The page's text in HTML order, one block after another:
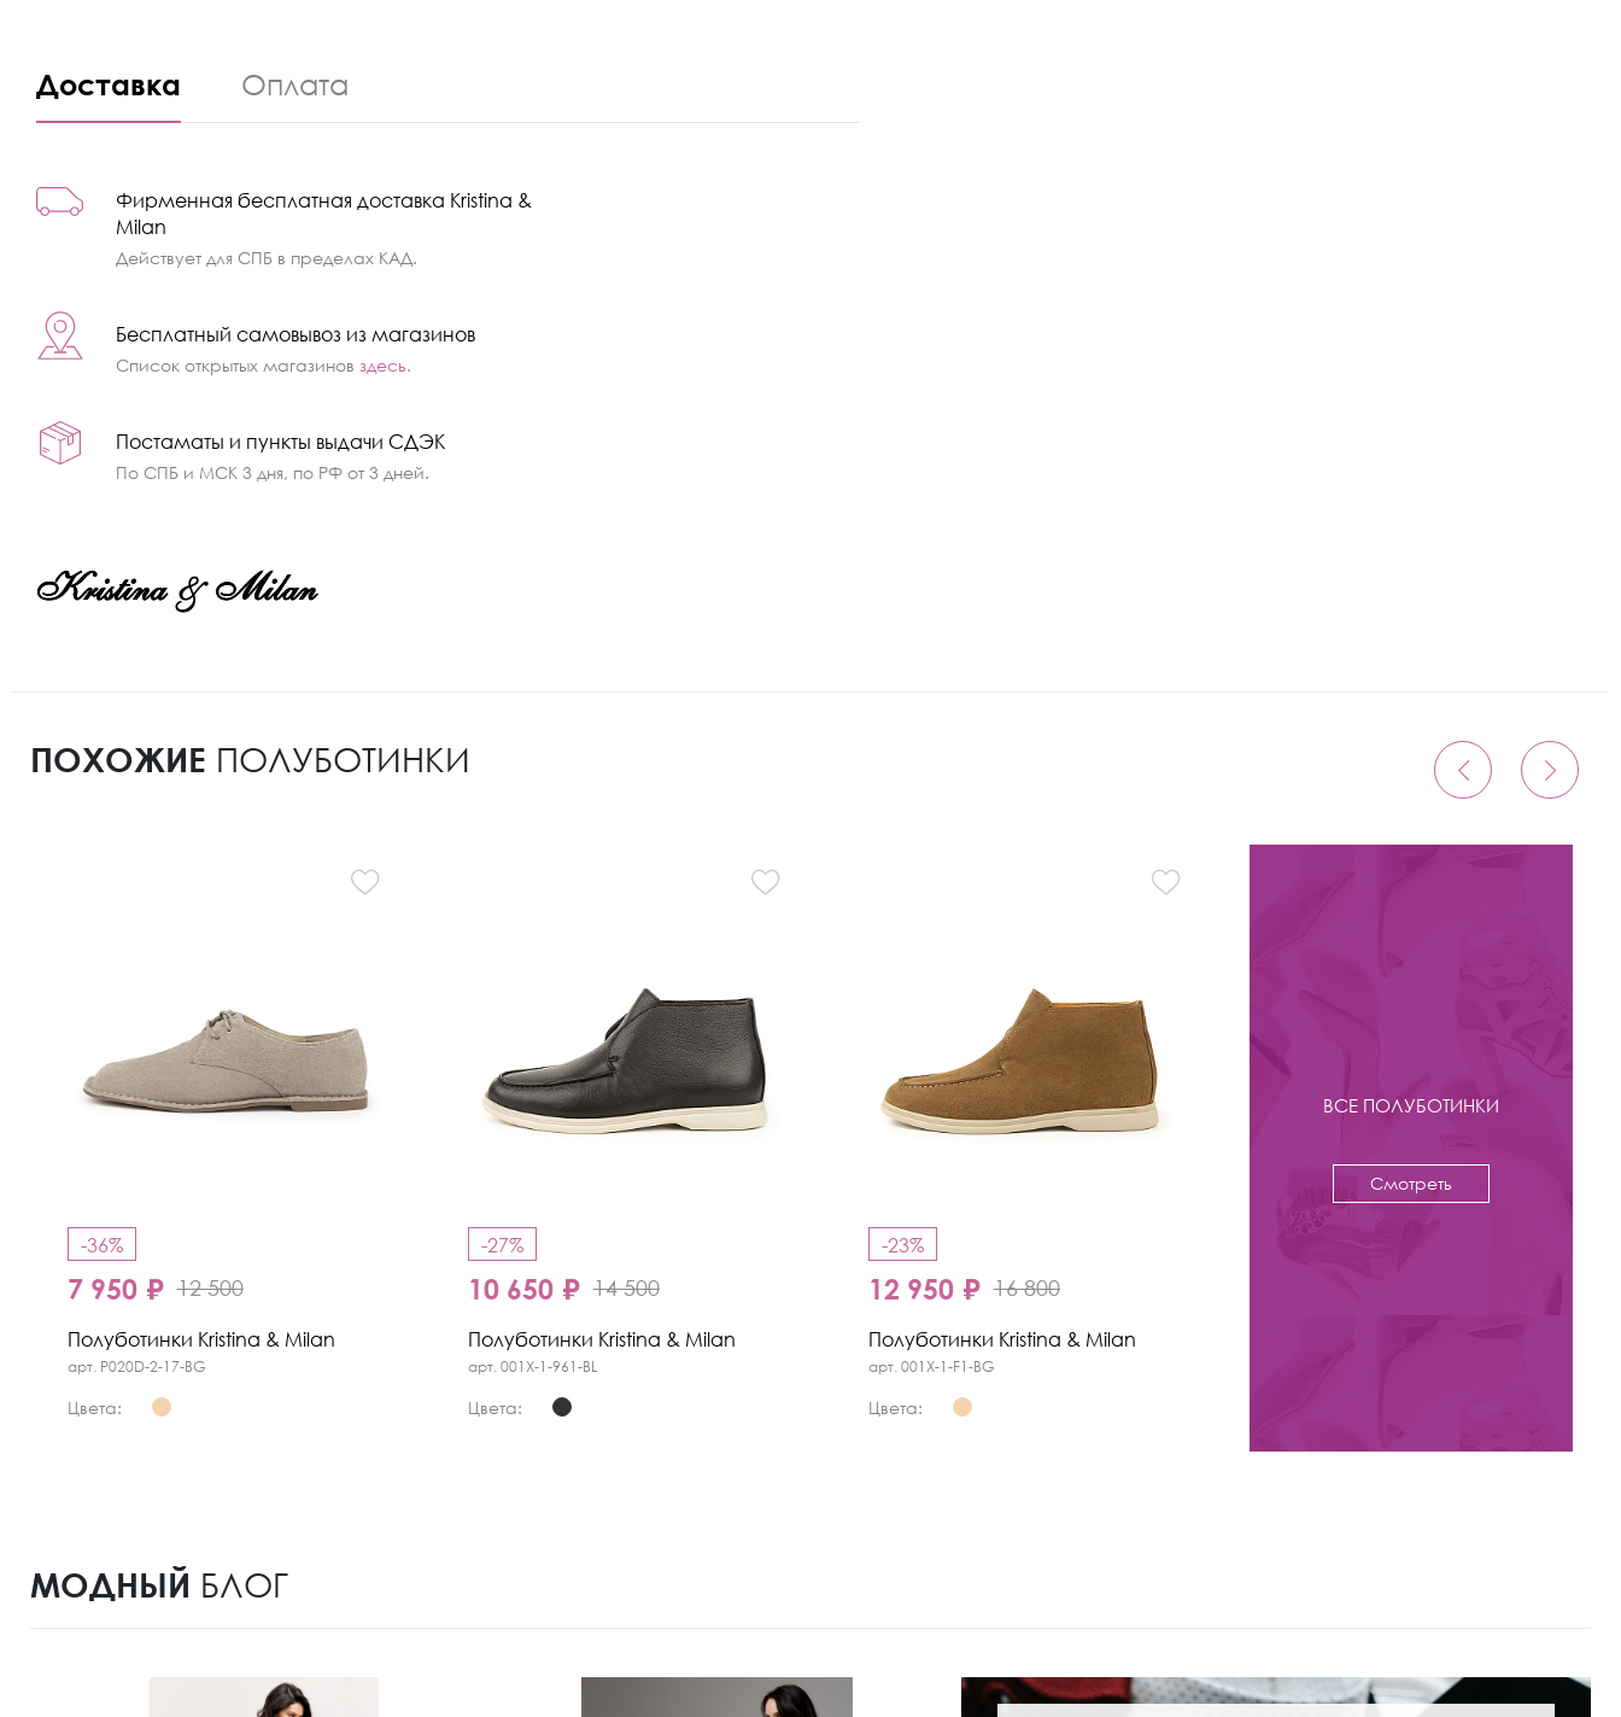
Доставка Оплата
Фирменная бесплатная доставка Kristina &
Milan
Действует для СПБ в пределах КАД.
Бесплатный самовывоз из магазинов
Список открытых магазиновздесь.
Постаматы и пункты выдачи СДЭК
По СПБ и МСК 3 дня, по РФ от 3 дней.
ПОХОЖИЕ ПОЛУБОТИНКИ
-36%
7 950 ₽ 12 500
Полуботинки Kristina & Milan
арт. P020D-2-17-BG
Цвета:
-27%
10 650 ₽ 14 500
Полуботинки Kristina & Milan
арт. 001X-1-961-BL
Цвета:
-23%
12 950 ₽ 16 800
Полуботинки Kristina & Milan
арт. 001X-1-F1-BG
Цвета:
ВСЕ ПОЛУБОТИНКИ
Смотреть
МОДНЫЙ БЛОГ